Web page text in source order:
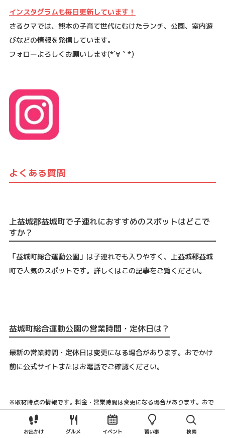
インスタグラムも毎日更新しています！
さるクマでは、熊本の子育て世代にむけたランチ、公園、室内遊
びなどの情報を発信しています。
フォローよろしくお願いします(*´∀｀ *)
よくある質問
上益城郡益城町で子連れにおすすめのスポットはどこで
すか？
「益城町総合運動公園」は子連れでも入りやすく、上益城郡益城
町で人気のスポットです。詳しくはこの記事をご覧ください。
益城町総合運動公園の営業時間・定休日は？
最新の営業時間・定休日は変更になる場合があります。おでかけ
前に公式サイトまたはお電話でご確認ください。
※取材時点の情報です。料金・営業時間は変更になる場合があります。おで
かけ前にご確認ください。
お出かけ グルメ イベント 習い事 検索